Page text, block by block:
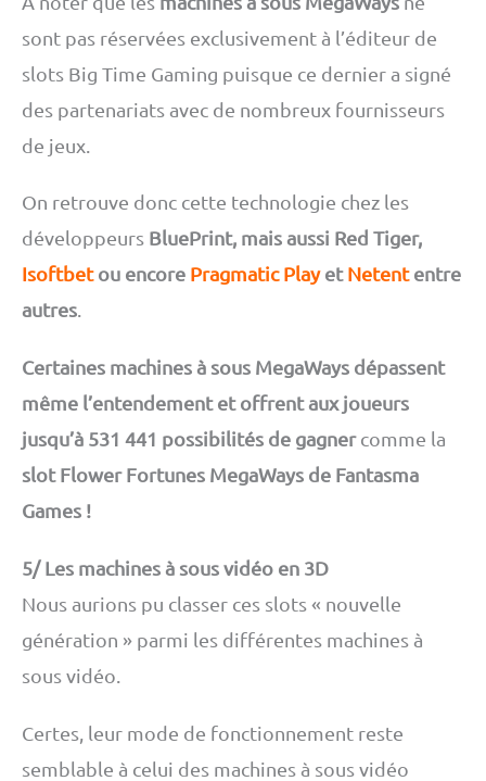
sont pas réservées exclusivement à l’éditeur de
slots Big Time Gaming puisque ce dernier a signé
des partenariats avec de nombreux fournisseurs
de jeux.
On retrouve donc cette technologie chez les
développeurs BluePrint, mais aussi Red Tiger,
Isoftbetou encore Pragmatic PlayetNetententre
autres.
Certaines machines à sous MegaWays dépassent
même l’entendement et offrent aux joueurs
jusqu’à 531 441 possibilités de gagnercomme la
slot Flower Fortunes MegaWays de Fantasma
Games !
5/ Les machines à sous vidéo en 3D
Nous aurions pu classer ces slots « nouvelle
génération » parmi les différentes machines à
sous vidéo.
Certes, leur mode de fonctionnement reste
semblable à celui des machines à sous vidéo